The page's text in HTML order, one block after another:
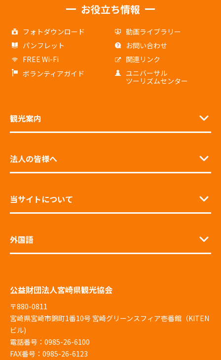
お役立ち情報
フォトダウンロード
動画ライブラリー
パンフレット
お問い合わせ
FREE Wi-Fi
関連リンク
ボランティアガイド
ユニバーサル
ツーリズムセンター
観光案内
法人の皆様へ
当サイトについて
外国語
公益財団法人宮崎県観光協会
〒880-0811
宮崎県宮崎市錦町1番10号 宮崎グリーンスフィア壱番館（KITEN
ビル)
電話番号：0985-26-6100
FAX番号：0985-26-6123